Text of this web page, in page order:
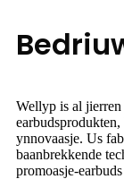
Wellyp is al
ynnovaasje. Us
baanbrekkende
promoasje-